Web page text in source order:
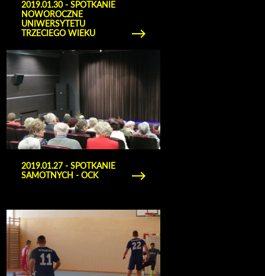
2019.01.30 - SPOTKANIE
NOWOROCZNE
UNIWERSYTETU
TRZECIEGO WIEKU
2019.01.27 - SPOTKANIE
SAMOTNYCH - OCK
Obejrzyj galerię zdjęć 2019.01.27 - spotkanie
samotnych - OCK
Obejrzyj galerię zdjęć 2019.01.20 memoriał
Edwarda Ptaka